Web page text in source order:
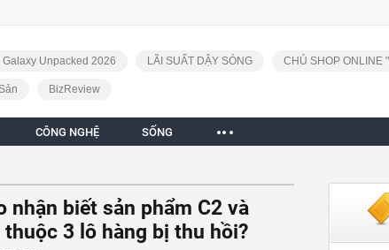
Unpacked 2026 LÃI SUẤT DẬY SÓNG CHỦ SHOP ONLINE
BizReview
CÔNG NGHỆ SỐNG
nhận biết sản phẩm C2 và
thuộc 3 lô hàng bị thu hồi?